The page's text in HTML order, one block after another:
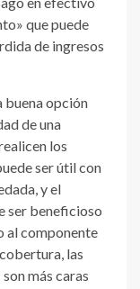
que puede
de ingresos
buena opción
de una
los
ser útil con
y el
ser beneficioso
al componente
las
más caras